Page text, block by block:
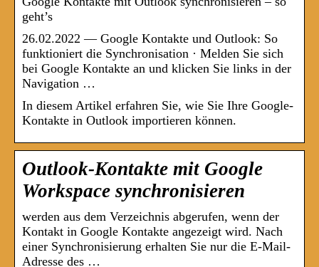
geht’s
26.02.2022 — Google Kontakte und Outlook: So
funktioniert die Synchronisation · Melden Sie sich
bei Google Kontakte an und klicken Sie links in der
Navigation …
In diesem Artikel erfahren Sie, wie Sie Ihre Google-
Kontakte in Outlook importieren können.
Outlook-Kontakte mit Google
Workspace synchronisieren
werden aus dem Verzeichnis abgerufen, wenn der
Kontakt in Google Kontakte angezeigt wird. Nach
einer Synchronisierung erhalten Sie nur die E-Mail-
Adresse des …